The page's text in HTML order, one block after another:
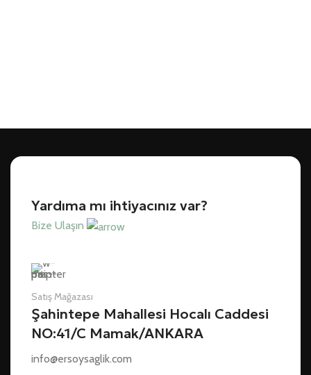
Yardıma mı ihtiyacınız var?
Bize Ulaşın
Satış Mağazası
Şahintepe Mahallesi Hocalı Caddesi
NO:41/C Mamak/ANKARA
info@ersoysaglik.com